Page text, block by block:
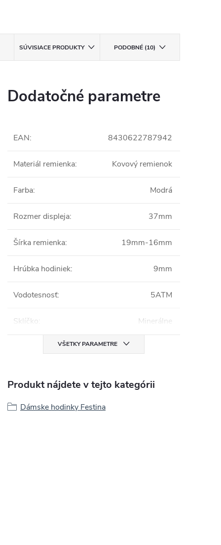
SÚVISIACE PRODUKTY PODOBNÉ (10)
Dodatočné parametre
EAN: 8430622787942
Materiál remienka: Kovový remienok
Farba: Modrá
Rozmer displeja: 37mm
Šírka remienka: 19mm-16mm
Hrúbka hodiniek: 9mm
Vodotesnosť: 5ATM
Sklíčko: Minerálne
VŠETKY PARAMETRE
Produkt nájdete v tejto kategórii
Dámske hodinky Festina